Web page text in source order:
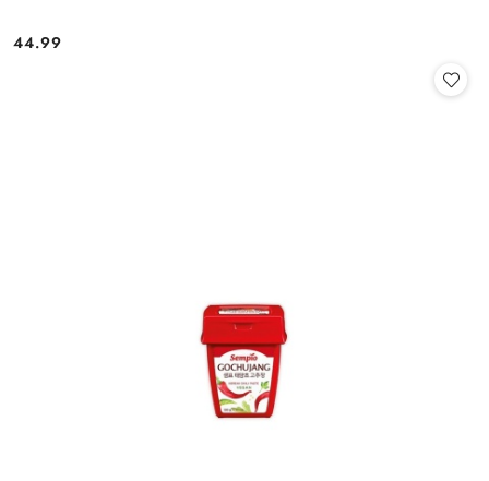
Cena:
44.99